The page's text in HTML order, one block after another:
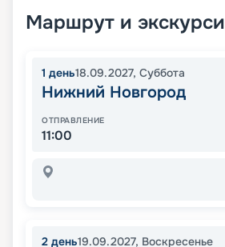
Маршрут и
1 день18.09.2027, Суббота
Нижний Новгород
ОТПРАВЛЕНИЕ
11:00
2 день19.09.2027, Воскресенье